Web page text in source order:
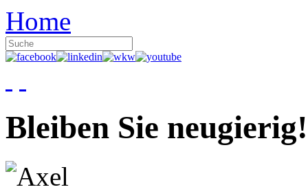
Home
Bleiben Sie neugierig!